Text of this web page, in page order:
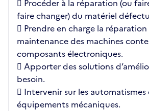
 Procéder à la réparation (ou
faire changer) du matériel
 Prendre en charge la réparation
maintenance des machines
composants électroniques.
 Apporter des solutions
besoin.
 Intervenir sur les automatismes
équipements mécaniques.